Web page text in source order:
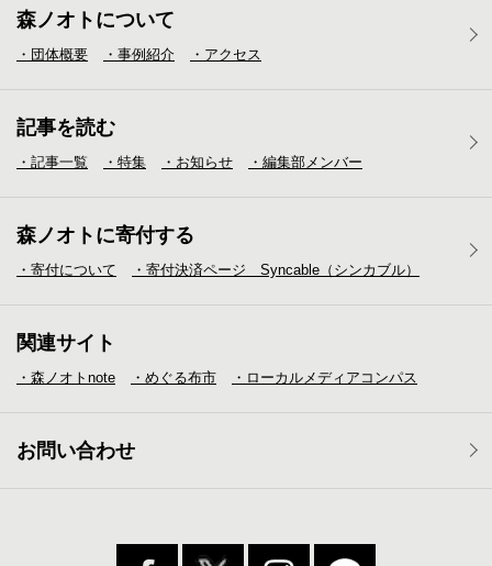
森ノオトについて
・団体概要 ・事例紹介 ・アクセス
記事を読む
・記事一覧 ・特集 ・お知らせ ・編集部メンバー
森ノオトに寄付する
・寄付について ・寄付決済ページ Syncable（シンカブル）
関連サイト
・森ノオトnote ・めぐる布市 ・ローカルメディア コンパス
お問い合わせ